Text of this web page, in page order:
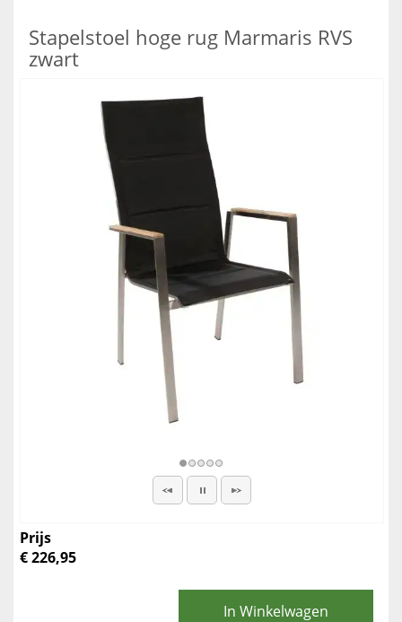
Stapelstoel hoge rug Marmaris RVS
zwart
Prijs
€ 226,95
In Winkelwagen